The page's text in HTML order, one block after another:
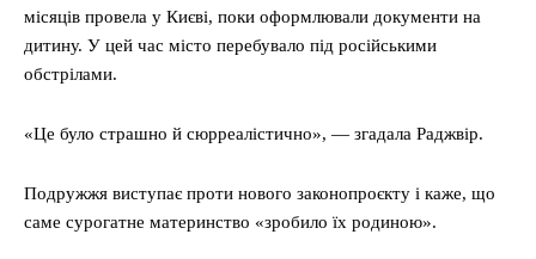
місяців провела у Києві, поки оформлювали документи на
дитину. У цей час місто перебувало під російськими
обстрілами.
«Це було страшно й сюрреалістично», — згадала Раджвір.
Подружжя виступає проти нового законопроєкту і каже, що
саме сурогатне материнство «зробило їх родиною».